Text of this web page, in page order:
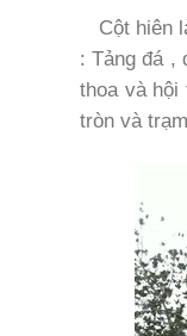
Cột hiên
: Tảng đá ,
thoa và hội
tròn và